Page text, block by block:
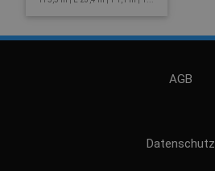
AGB
Datenschutz